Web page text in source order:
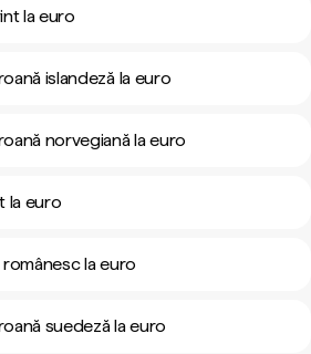
la euro
islandeză la euro
norvegiană la euro
la euro
la euro
suedeză la euro